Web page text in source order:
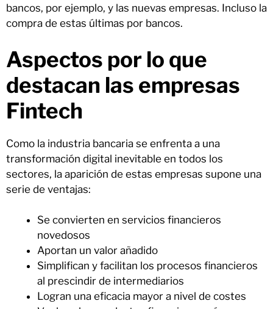
bancos, por ejemplo, y las nuevas empresas. Incluso la
compra de estas últimas por bancos.
Aspectos por lo que
destacan las empresas
Fintech
Como la industria bancaria se enfrenta a una
transformación digital inevitable en todos los
sectores, la aparición de estas empresas supone una
serie de ventajas:
Se convierten en servicios financieros
novedosos
Aportan un valor añadido
Simplifican y facilitan los procesos financieros
al prescindir de intermediarios
Logran una eficacia mayor a nivel de costes